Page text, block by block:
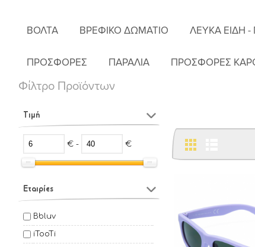
ΒΌΛΤΑ ΒΡΕΦΙΚΌ ΔΩΜΆΤΙΟ ΛΕΥΚΆ ΕΊΔΗ -
ΠΡΟΣΦΟΡΕΣ ΠΑΡΑΛΙΑ ΠΡΟΣΦΟΡΕΣ
Φίλτρο Προϊόντων
Τιμή
€ - €
Εταιρίες
Bbluv
iTooTi